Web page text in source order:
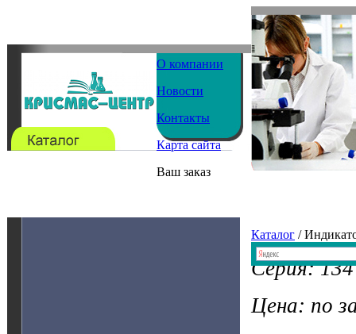
О компании
Новости
Контакты
Карта сайта
Ваш заказ
Каталог /
Серия: 134
Цена: по